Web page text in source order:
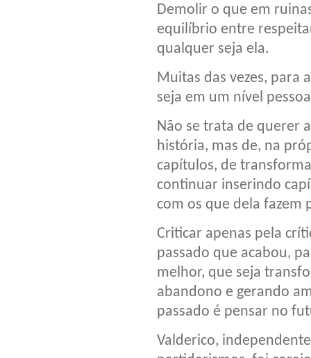
Demolir o que em
equilíbrio entre
qualquer seja ela.
Muitas das vezes, para
seja em um nível
Não se trata de querer
história, mas de, na
capítulos, de
continuar inserindo
com os que dela fazem
Criticar apenas pela
passado que acabou,
melhor, que seja
abandono e gerando
passado é pensar no
Valderico,